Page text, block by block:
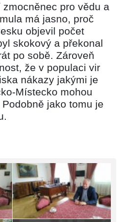
pro vědu a
má jasno, proč
objevil počet
skokový a překonal
po sobě. Zároveň
že v populaci vir
nákazy jakými je
Místecko mohou
jako tomu je